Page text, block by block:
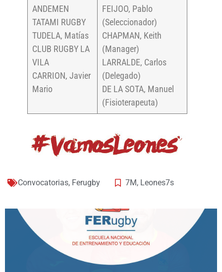
ANDEMEN
TATAMI RUGBY
TUDELA, Matías
CLUB RUGBY LA
VILA
CARRION, Javier
Mario
FEIJOO, Pablo
(Seleccionador)
CHAPMAN, Keith
(Manager)
LARRALDE, Carlos
(Delegado)
DE LA SOTA, Manuel
(Fisioterapeuta)
Convocatorias, Ferugby 7M, Leones7s